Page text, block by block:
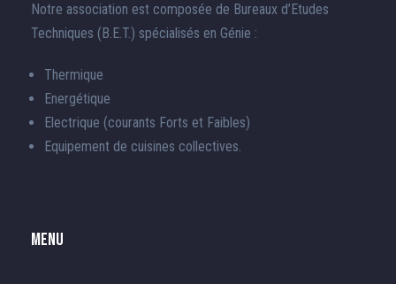
Notre association est composée de Bureaux d’Etudes
Techniques (B.E.T.) spécialisés en Génie :
Thermique
Energétique
Electrique (courants Forts et Faibles)
Equipement de cuisines collectives.
Menu